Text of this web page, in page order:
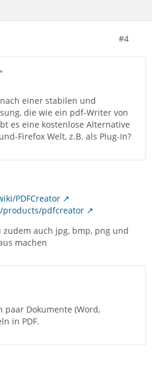
#4
einer stabilen und
die wie ein pdf-Writer von
es eine kostenlose Alternative
Firefox Welt, z.B. als Plug-In?
PDFCreator
pdfcreator
zudem auch jpg, bmp, png und
machen
paar Dokumente (Word,
in PDF.